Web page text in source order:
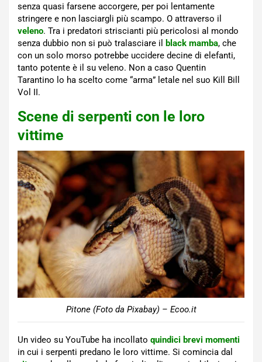
senza quasi farsene accorgere, per poi lentamente
stringere e non lasciargli più scampo. O attraverso il
veleno. Tra i predatori striscianti più pericolosi al mondo
senza dubbio non si può tralasciare il
black mamba, che
con un solo morso potrebbe uccidere decine di elefanti,
tanto potente è il su veleno. Non a caso Quentin
Tarantino lo ha scelto come “arma” letale nel suo Kill Bill
Vol II.
Scene di serpenti con le loro
vittime
Pitone (Foto da Pixabay) – Ecoo.it
Un video su YouTube ha incollato quindici brevi momenti
in cui i serpenti predano le loro vittime. Si comincia dal